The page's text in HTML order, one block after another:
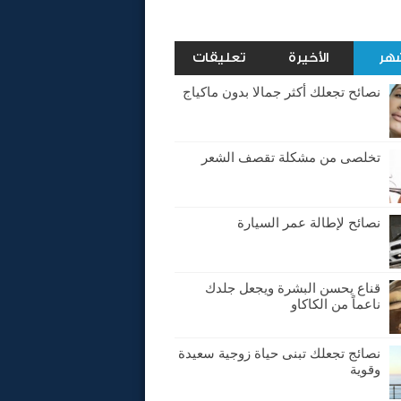
الأخيرة تعليقات
نصائح تجعلك أكثر جمالا بدون ماكياج
تخلصى من مشكلة تقصف الشعر
نصائح لإطالة عمر السيارة
قناع يحسن البشرة ويجعل جلدك
ناعماً من الكاكاو
نصائج تجعلك تبنى حياة زوجية سعيدة
وقوية